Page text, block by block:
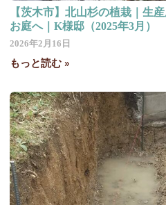
【茨木市】北山杉の植栽｜生
お庭へ｜K様邸（2025年3月）
2026年2月16日
もっと読む »